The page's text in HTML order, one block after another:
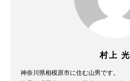
村上 光
神奈川県相模原市に住む山男です。